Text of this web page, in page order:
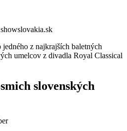
z najkrajších baletných
umelcov z divadla Royal Classical
slovenských